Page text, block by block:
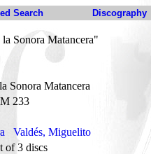
Search Discography
Sonora Matancera"
Sonora Matancera
233
Valdés, Miguelito
of 3 discs